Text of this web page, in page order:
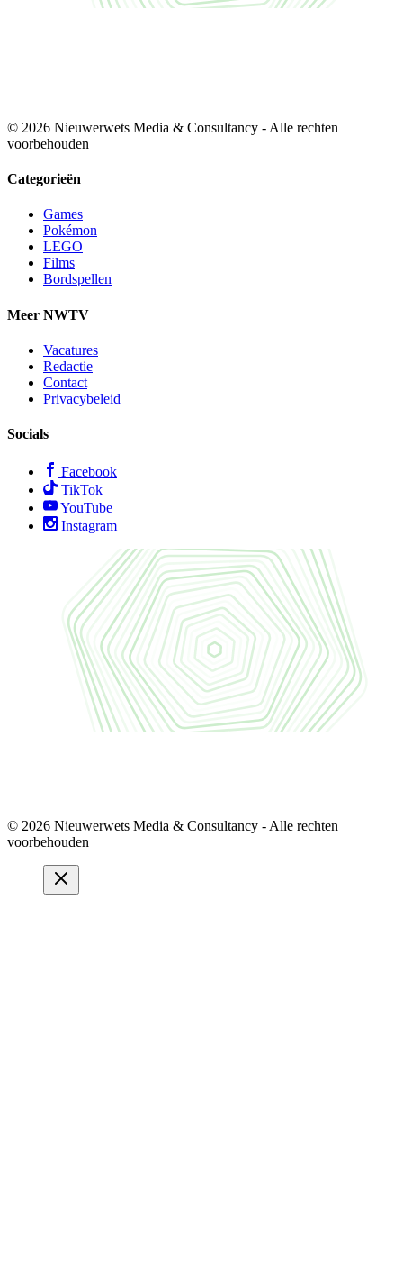
© 2026 Nieuwerwets Media & Consultancy - Alle rechten
voorbehouden
Categorieën
Games
Pokémon
LEGO
Films
Bordspellen
Meer NWTV
Vacatures
Redactie
Contact
Privacybeleid
Socials
Facebook
TikTok
YouTube
Instagram
© 2026 Nieuwerwets Media & Consultancy - Alle rechten
voorbehouden